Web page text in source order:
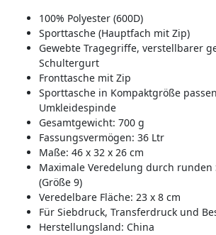
100% Polyester (600D)
Sporttasche (Hauptfach mit Zip)
Gewebte Tragegriffe, verstellbarer
Schultergurt
Fronttasche mit Zip
Sporttasche in Kompaktgröße
Umkleidespinde
Gesamtgewicht: 700 g
Fassungsvermögen: 36 Ltr
Maße: 46 x 32 x 26 cm
Maximale Veredelung durch runden
(Größe 9)
Veredelbare Fläche: 23 x 8 cm
Für Siebdruck, Transferdruck und
Herstellungsland: China